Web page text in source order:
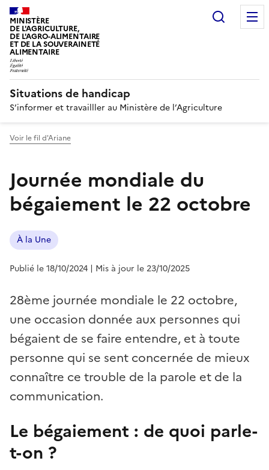
MINISTÈRE
DE L'AGRICULTURE,
DE L'AGRO-ALIMENTAIRE
ET DE LA SOUVERAINETÉ
ALIMENTAIRE
Situations de handicap
S’informer et travailller au Ministère de l’Agriculture
Voir le fil d'Ariane
Journée mondiale du
bégaiement le 22 octobre
À la Une
Publié le 18/10/2024 | Mis à jour le 23/10/2025
28ème journée mondiale le 22 octobre,
une occasion donnée aux personnes qui
bégaient de se faire entendre, et à toute
personne qui se sent concernée de mieux
connaître ce trouble de la parole et de la
communication.
Le bégaiement : de quoi parle-
t-on ?